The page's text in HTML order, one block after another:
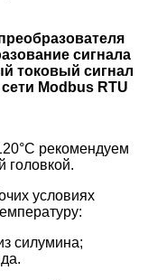
сигнала
токовый сигнал
Modbus RTU
рекомендуем
головкой.
условиях
силумина;